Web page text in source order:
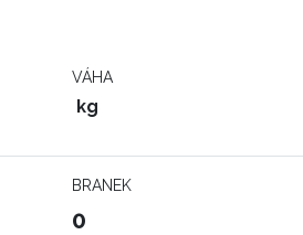
VÁHA
kg
BRANEK
0